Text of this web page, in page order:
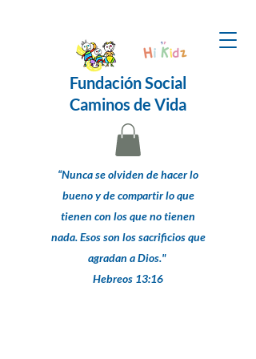
Fundación Social
Caminos de Vida
“Nunca se olviden de hacer lo
bueno y de compartir lo que
tienen con los que no tienen
nada. Esos son los sacrificios que
agradan a Dios."
Hebreos 13:16